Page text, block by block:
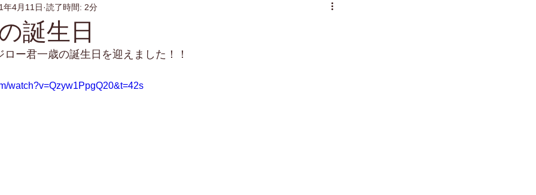
誕生日
年4月11日 読了時間: 2分
ー君一歳の誕生日を迎えました！！
watch?v=Qzyw1PpgQ20&t=42s